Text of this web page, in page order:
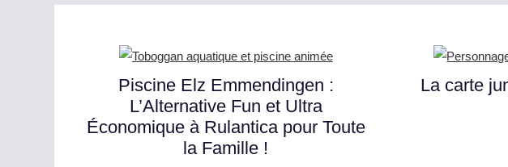
Piscine Elz Emmendingen :
L’Alternative Fun et Ultra
Économique à Rulantica pour Toute
la Famille !
La carte